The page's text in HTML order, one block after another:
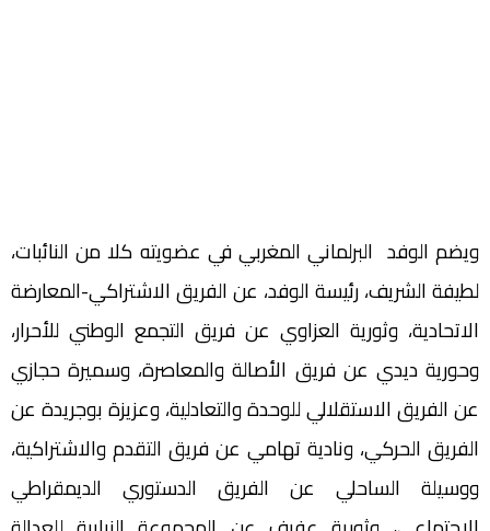
ويضم الوفد البرلماني المغربي في عضويته كلا من النائبات،
لطيفة الشريف، رئيسة الوفد، عن الفريق الاشتراكي-المعارضة
الاتحادية، وثورية العزاوي عن فريق التجمع الوطني للأحرار،
وحورية ديدي عن فريق الأصالة والمعاصرة، وسميرة حجازي
عن الفريق الاستقلالي للوحدة والتعادلية، وعزيزة بوجريدة عن
الفريق الحركي، ونادية تهامي عن فريق التقدم والاشتراكية،
ووسيلة الساحلي عن الفريق الدستوري الديمقراطي